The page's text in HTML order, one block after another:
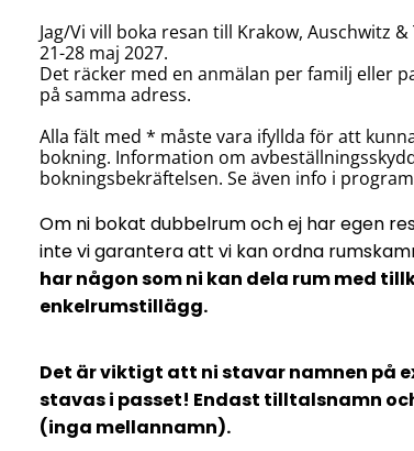
Jag/Vi vill boka resan till Krakow, Auschwitz
21-28 maj 2027.
Det räcker med en anmälan per familj eller
på samma adress.
Alla fält med * måste vara ifyllda för att
bokning. Information om
bokningsbekräftelsen. Se även info i
Om ni bokat dubbelrum och ej har egen
inte vi garantera att vi kan ordna
har någon som ni kan dela rum med
enkelrumstillägg.
Det är viktigt att ni stavar namnen på
stavas i passet! Endast tilltalsnamn
(inga mellannamn).